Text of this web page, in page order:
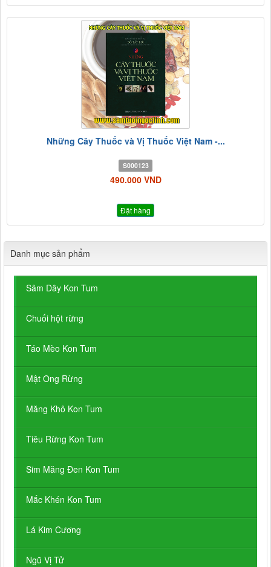
Những Cây Thuốc và Vị Thuốc Việt Nam -...
S000123
490.000 VND
Đặt hàng
Danh mục sản phẩm
Sâm Dây Kon Tum
Chuối hột rừng
Táo Mèo Kon Tum
Mật Ong Rừng
Măng Khô Kon Tum
Tiêu Rừng Kon Tum
Sim Măng Đen Kon Tum
Mắc Khén Kon Tum
Lá Kim Cương
Ngũ Vị Tử